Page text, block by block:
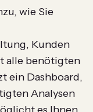
wie Sie
Kunden
alle benötigten
ein Dashboard,
Analysen